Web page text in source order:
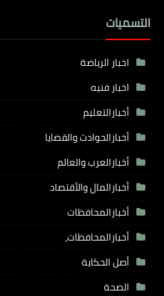
التسميات
اخبار الرياضة
اخبار فنيه
أخبارالتعليم
أخبارالحوادث والقضايا
أخبارالعرب والعالم
أخبارالمال والأقتصاد
أخبارالمحافظات
أخبارالمحافظات،
أصل الحكاية
الصحة